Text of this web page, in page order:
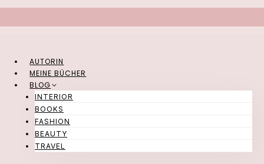
springen
AUTORIN
MEINE BÜCHER
BLOG
INTERIOR
BOOKS
FASHION
BEAUTY
TRAVEL